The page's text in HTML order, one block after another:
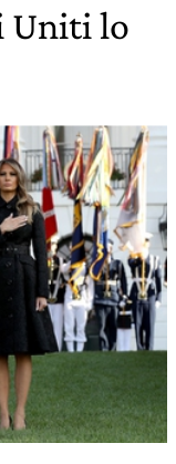
Uniti lo